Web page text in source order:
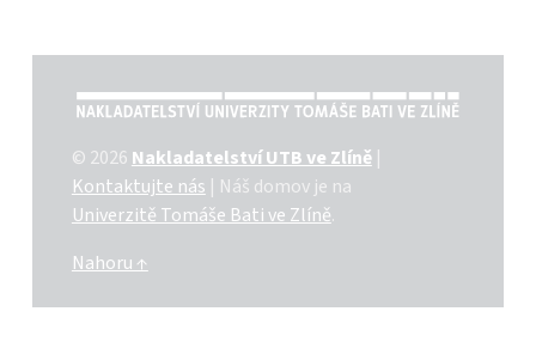
NAKLADATELSTVÍ UTB VE ZLÍNĚ
© 2026 Nakladatelství UTB ve Zlíně |
Kontaktujte nás | Náš domov je na
Univerzitě Tomáše Bati ve Zlíně.
Nahoru ↑